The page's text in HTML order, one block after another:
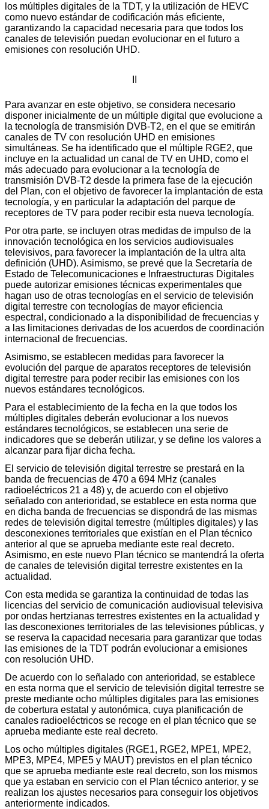
los múltiples digitales de la TDT, y la utilización de HEVC
como nuevo estándar de codificación más eficiente,
garantizando la capacidad necesaria para que todos los
canales de televisión puedan evolucionar en el futuro a
emisiones con resolución UHD.
Para avanzar en este objetivo, se considera necesario
disponer inicialmente de un múltiple digital que evolucione a
la tecnología de transmisión DVB-T2, en el que se emitirán
canales de TV con resolución UHD en emisiones
simultáneas. Se ha identificado que el múltiple RGE2, que
incluye en la actualidad un canal de TV en UHD, como el
más adecuado para evolucionar a la tecnología de
transmisión DVB-T2 desde la primera fase de la ejecución
del Plan, con el objetivo de favorecer la implantación de esta
tecnología, y en particular la adaptación del parque de
receptores de TV para poder recibir esta nueva tecnología.
Por otra parte, se incluyen otras medidas de impulso de la
innovación tecnológica en los servicios audiovisuales
televisivos, para favorecer la implantación de la ultra alta
definición (UHD). Asimismo, se prevé que la Secretaría de
Estado de Telecomunicaciones e Infraestructuras Digitales
puede autorizar emisiones técnicas experimentales que
hagan uso de otras tecnologías en el servicio de televisión
digital terrestre con tecnologías de mayor eficiencia
espectral, condicionado a la disponibilidad de frecuencias y
a las limitaciones derivadas de los acuerdos de coordinación
internacional de frecuencias.
Asimismo, se establecen medidas para favorecer la
evolución del parque de aparatos receptores de televisión
digital terrestre para poder recibir las emisiones con los
nuevos estándares tecnológicos.
Para el establecimiento de la fecha en la que todos los
múltiples digitales deberán evolucionar a los nuevos
estándares tecnológicos, se establecen una serie de
indicadores que se deberán utilizar, y se define los valores a
alcanzar para fijar dicha fecha.
El servicio de televisión digital terrestre se prestará en la
banda de frecuencias de 470 a 694 MHz (canales
radioeléctricos 21 a 48) y, de acuerdo con el objetivo
señalado con anterioridad, se establece en esta norma que
en dicha banda de frecuencias se dispondrá de las mismas
redes de televisión digital terrestre (múltiples digitales) y las
desconexiones territoriales que existían en el Plan técnico
anterior al que se aprueba mediante este real decreto.
Asimismo, en este nuevo Plan técnico se mantendrá la oferta
de canales de televisión digital terrestre existentes en la
actualidad.
Con esta medida se garantiza la continuidad de todas las
licencias del servicio de comunicación audiovisual televisiva
por ondas hertzianas terrestres existentes en la actualidad y
las desconexiones territoriales de las televisiones públicas, y
se reserva la capacidad necesaria para garantizar que todas
las emisiones de la TDT podrán evolucionar a emisiones
con resolución UHD.
De acuerdo con lo señalado con anterioridad, se establece
en esta norma que el servicio de televisión digital terrestre se
preste mediante ocho múltiples digitales para las emisiones
de cobertura estatal y autonómica, cuya planificación de
canales radioeléctricos se recoge en el plan técnico que se
aprueba mediante este real decreto.
Los ocho múltiples digitales (RGE1, RGE2, MPE1, MPE2,
MPE3, MPE4, MPE5 y MAUT) previstos en el plan técnico
que se aprueba mediante este real decreto, son los mismos
que ya estaban en servicio con el Plan técnico anterior, y se
realizan los ajustes necesarios para conseguir los objetivos
anteriormente indicados.